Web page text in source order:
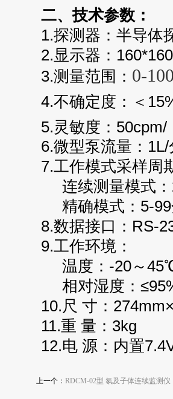
二、技术参数：
1.探测器：半导体
2.显示器：
3.测量范围： 0-
4.不确定度：＜
5.灵敏度：50cpm/
6.微型泵流量：
7.工作模式采样周
连续测量模式：
精确模式：5-99
8.数据接口：RS-
9.工作环境：
温度：-20～
相对湿度：
10.尺 寸：
11.重 量：3kg
12.电 源：内置
上一个： RDCM-02型 氡及子体连续监测仪